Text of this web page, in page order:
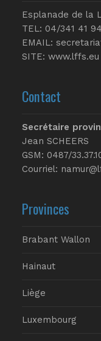
Esplanade de la
TEL: 04/341 41 94
EMAIL:
SITE: www.lffs.eu
Contact
Secrétaire
Jean SCHEERS
GSM: 0487/
Courriel:
Provinces
Brabant Wallon
Hainaut
Liège
Luxembourg